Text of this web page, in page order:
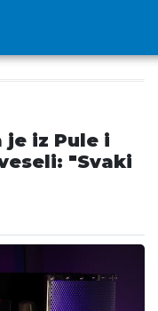
je iz Pule i
"Svaki